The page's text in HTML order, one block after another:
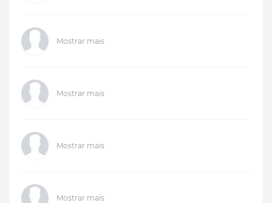
Mostrar mais
Mostrar mais
Mostrar mais
Mostrar mais